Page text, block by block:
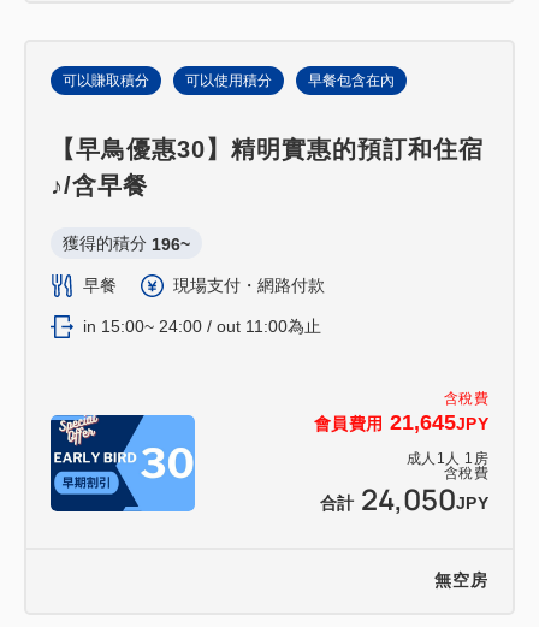
含稅費
會員費用 21,645JPY
成人 1 人 1 房
含稅費
合計 24,050JPY
可以賺取積分 可以使用積分 早餐包含在內
【早鳥優惠30】精明實惠的預訂和住宿
♪/含早餐
獲得的積分 196~
早餐 現場支付・網路付款
in 15:00~ 24:00 / out 11:00為止
無空房